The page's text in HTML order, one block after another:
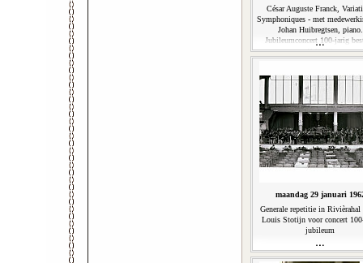
César Auguste Franck,
Symphoniques - met
Johan Huibregtsen, piano.
Jubileumconcert 100-jarig
(14'29'')
maandag 29 januari
Generale repetitie in
Louis Stotijn voor concert
jubileum